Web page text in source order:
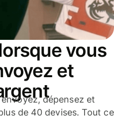
vous
et
dépensez et
de 40 devises. Tout ce